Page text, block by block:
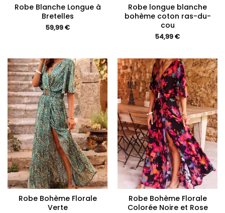
Robe Blanche Longue à
Bretelles
59,99€
Robe longue blanche
bohème coton ras-du-
cou
54,99€
Robe Bohème Florale
Verte
Robe Bohème Florale
Colorée Noire et Rose